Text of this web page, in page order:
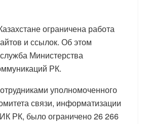
ограничена работа
и ссылок. Об этом
Министерства
РК.
уполномоченного
связи, информатизации
РК, было ограничено 26 266